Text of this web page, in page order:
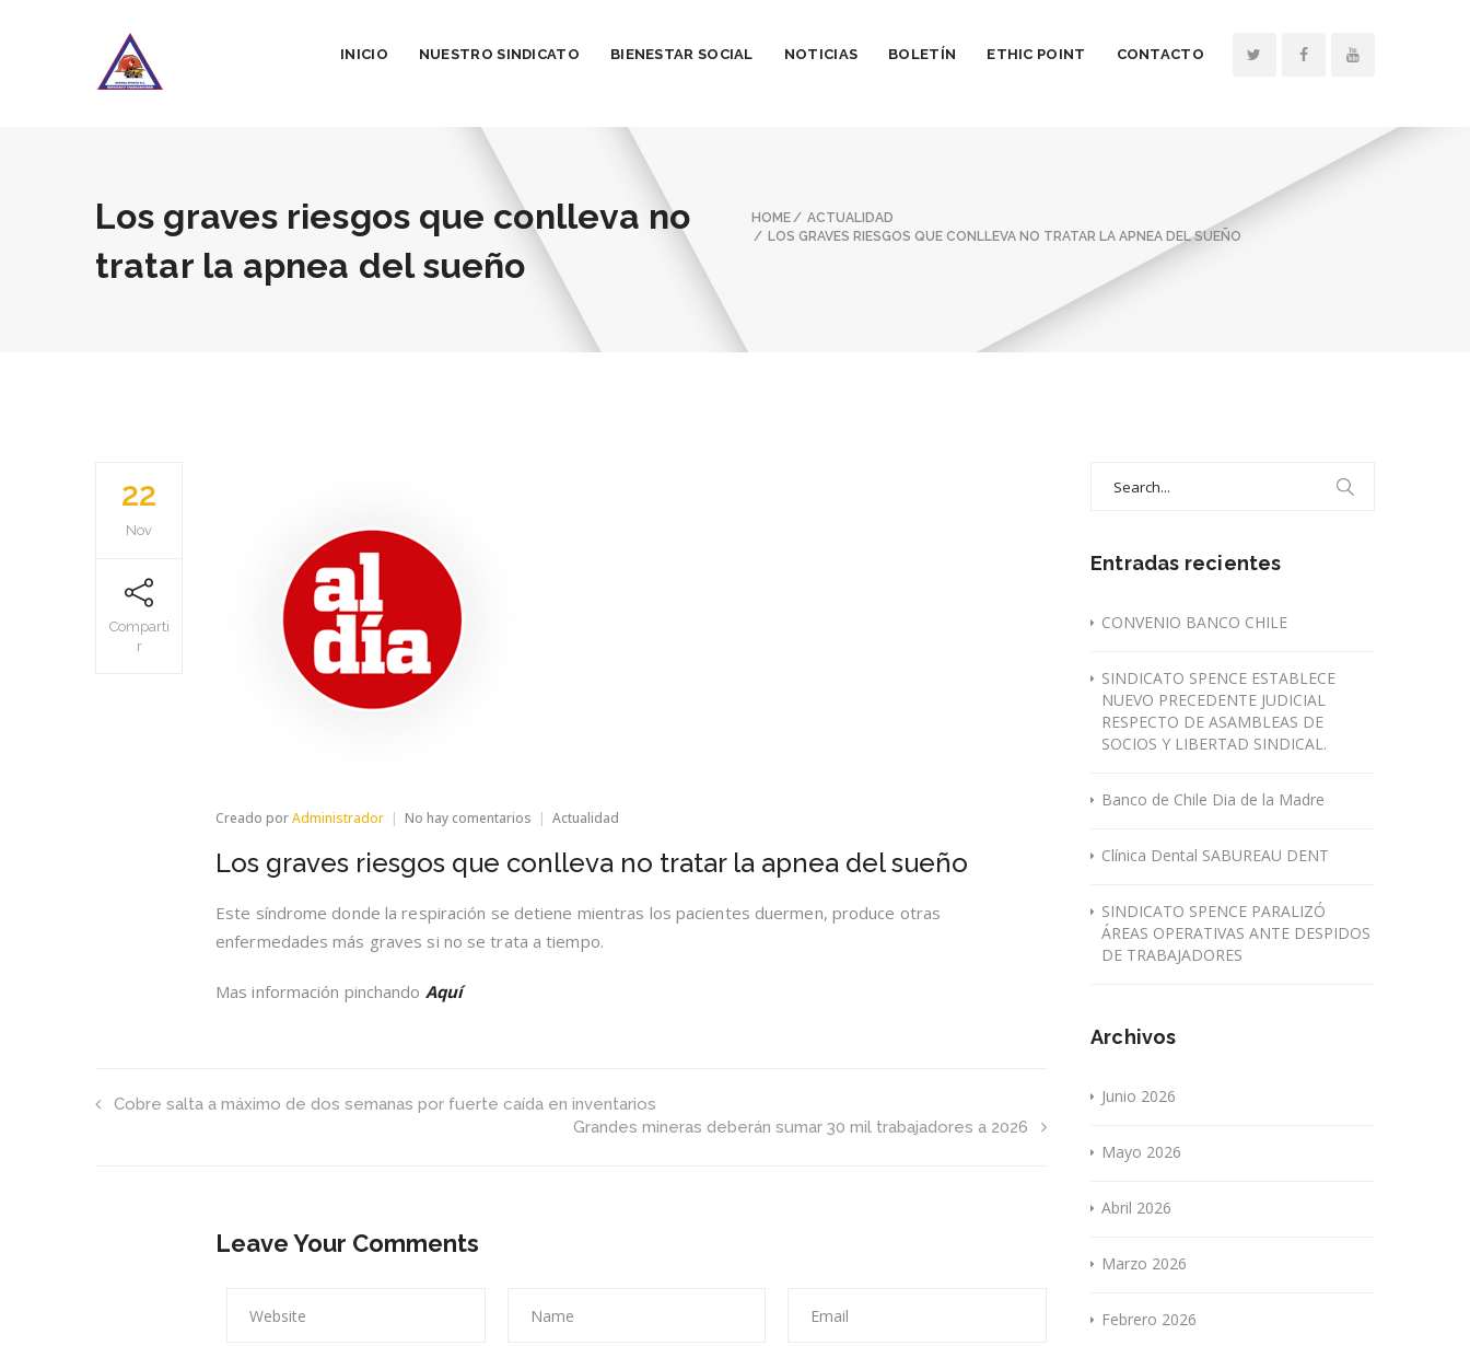
INICIO NUESTRO SINDICATO BIENESTAR SOCIAL NOTICIAS BOLETÍN ETHIC POINT CONTACTO
Los graves riesgos que conlleva no
tratar la apnea del sueño
HOME
ACTUALIDAD
LOS GRAVES RIESGOS QUE CONLLEVA NO TRATAR LA APNEA DEL SUEÑO
22
Nov
Comparti
r
Creado porAdministrador No hay comentarios en
graves
riesgos
conlleva
tratar
Actualidad
Los graves riesgos que conlleva no tratar la apnea del sueño
Este síndrome donde la respiración se detiene mientras los pacientes duermen, produce otras
enfermedades más graves si no se trata a tiempo.
Mas información pinchando Aquí
Cobre salta a máximo de dos semanas por fuerte caída en inventarios
Grandes mineras deberán sumar 30 mil trabajadores a 2026
Leave Your Comments
Entradas recientes
CONVENIO BANCO CHILE
SINDICATO SPENCE ESTABLECE
NUEVO PRECEDENTE JUDICIAL
RESPECTO DE ASAMBLEAS DE
SOCIOS Y LIBERTAD SINDICAL.
Banco de Chile Dia de la Madre
Clínica Dental SABUREAU DENT
SINDICATO SPENCE PARALIZÓ
ÁREAS OPERATIVAS ANTE DESPIDOS
DE TRABAJADORES
Archivos
Junio 2026
Mayo 2026
Abril 2026
Marzo 2026
Febrero 2026